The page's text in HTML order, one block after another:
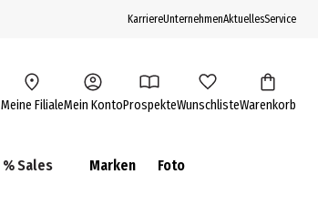
KarriereUnternehmenAktuellesService
Meine FilialeMein KontoProspekteWunschlisteWarenkorb
% Sales Marken Foto